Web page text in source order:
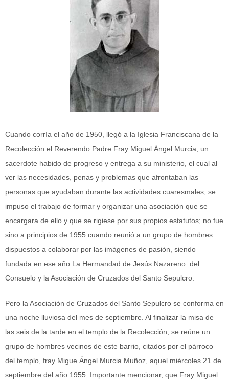
Cuando corría el año de 1950, llegó a la Iglesia Franciscana de la
Recolección el Reverendo Padre Fray Miguel Ángel Murcia, un
sacerdote habido de progreso y entrega a su ministerio, el cual al
ver las necesidades, penas y problemas que afrontaban las
personas que ayudaban durante las actividades cuaresmales, se
impuso el trabajo de formar y organizar una asociación que se
encargara de ello y que se rigiese por sus propios estatutos; no fue
sino a principios de 1955 cuando reunió a un grupo de hombres
dispuestos a colaborar por las imágenes de pasión, siendo
fundada en ese año La Hermandad de Jesús Nazareno del
Consuelo y la Asociación de Cruzados del Santo Sepulcro.
Pero la Asociación de Cruzados del Santo Sepulcro se conforma en
una noche lluviosa del mes de septiembre. Al finalizar la misa de
las seis de la tarde en el templo de la Recolección, se reúne un
grupo de hombres vecinos de este barrio, citados por el párroco
del templo, fray Migue Ángel Murcia Muñoz, aquel miércoles 21 de
septiembre del año 1955. Importante mencionar, que Fray Miguel